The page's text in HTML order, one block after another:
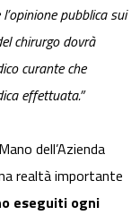
pubblica sui
chirurgo dovrà
curante che
effettuata.”
dell’Azienda
realtà importante
eseguiti ogni